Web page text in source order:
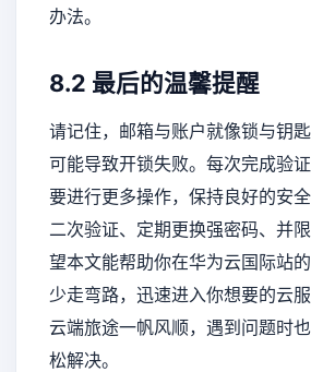
办法。
8.2 最后的温馨提醒
请记住，邮箱与账户就像锁与钥
可能导致开锁失败。每次完成验
要进行更多操作，保持良好的安
二次验证、定期更换强密码、并
望本文能帮助你在华为云国际站
少走弯路，迅速进入你想要的云
云端旅途一帆风顺，遇到问题时
松解决。